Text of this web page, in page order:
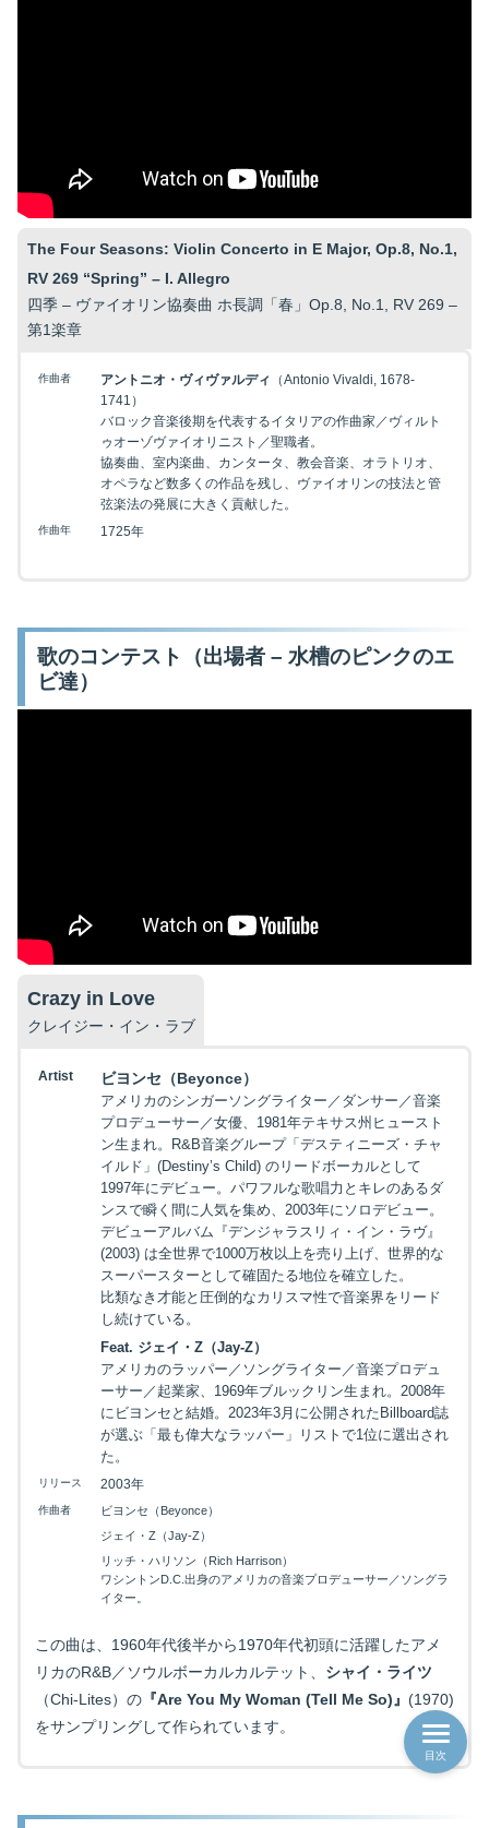
The Four Seasons: Violin Concerto in E Major, Op.8, No.1,
RV 269 “Spring” – I. Allegro
四季 – ヴァイオリン協奏曲 ホ長調「春」Op.8, No.1, RV 269 –
第1楽章
作曲者 アントニオ・ヴィヴァルディ
（Antonio Vivaldi, 1678-
1741）
バロック音楽後期を代表するイタリアの作曲家／ヴィルト
ゥオーゾヴァイオリニスト／聖職者。
協奏曲、室内楽曲、カンタータ、教会音楽、オラトリオ、
オペラなど数多くの作品を残し、ヴァイオリンの技法と管
弦楽法の発展に大きく貢献した。
作曲年 1725年
歌のコンテスト（出場者 – 水槽のピンクのエ
ビ達）
Crazy in Love
クレイジー・イン・ラブ
Artist ビヨンセ（Beyonce）
アメリカのシンガーソングライター／ダンサー／音楽
プロデューサー／女優、1981年テキサス州ヒュースト
ン生まれ。R&B音楽グループ「デスティニーズ・チャ
イルド」(Destiny’s Child) のリードボーカルとして
1997年にデビュー。パワフルな歌唱力とキレのあるダ
ンスで瞬く間に人気を集め、2003年にソロデビュー。
デビューアルバム『デンジャラスリィ・イン・ラヴ』
(2003) は全世界で1000万枚以上を売り上げ、世界的な
スーパースターとして確固たる地位を確立した。
比類なき才能と圧倒的なカリスマ性で音楽界をリード
し続けている。
Feat. ジェイ・Z（Jay-Z）
アメリカのラッパー／ソングライター／音楽プロデュ
ーサー／起業家、1969年ブルックリン生まれ。2008年
にビヨンセと結婚。2023年3月に公開されたBillboard誌
が選ぶ「最も偉大なラッパー」リストで1位に選出され
た。
リリース 2003年
作曲者
ビヨンセ（Beyonce）
ジェイ・Z（Jay-Z）
リッチ・ハリソン（Rich Harrison）
ワシントンD.C.出身のアメリカの音楽プロデューサー／ソングラ
イター。
この曲は、1960年代後半から1970年代初頭に活躍したアメ
リカのR&B／ソウルボーカルカルテット、 シャイ・ライツ
（Chi-Lites）の『Are You My Woman (Tell Me So)』 (1970)
をサンプリングして作られています。
目次